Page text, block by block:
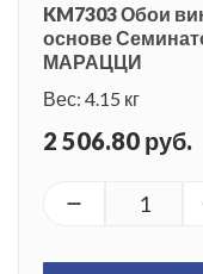
KM7303 Обои
основе
МАРАЦЦИ
Вес: 4.15 кг
2 506.80 руб.